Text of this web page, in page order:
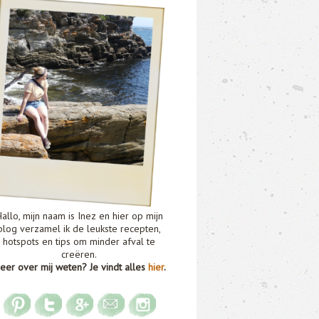
mijn naam is Inez en hier op mijn
verzamel ik de leukste recepten,
hotspots en tips om minder afval te
creëren.
over mij weten? Je vindt alles hier.